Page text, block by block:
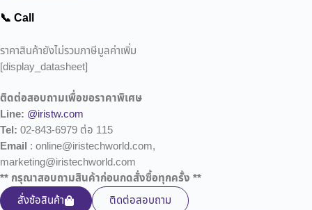
📞 Call
ราคาสินค้ายังไม่รวมภาษีมูลค่าเพิ่ม
[display_datasheet]
ติดต่อสอบถามเพื่อขอราคาพิเศษ
Line: @iristw.com
Tel: 02-843-6979 ต่อ 115
Email : online@iristechworld.com,
marketing@iristechworld.com
** กรุณาสอบถามสินค้าก่อนกดสั่งซื้อทุกครั้ง **
สั่งซ้อสินค้า
ติดต่อสอบถาม